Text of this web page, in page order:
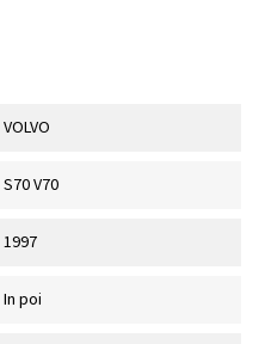
VOLVO
S70 V70
1997
In poi